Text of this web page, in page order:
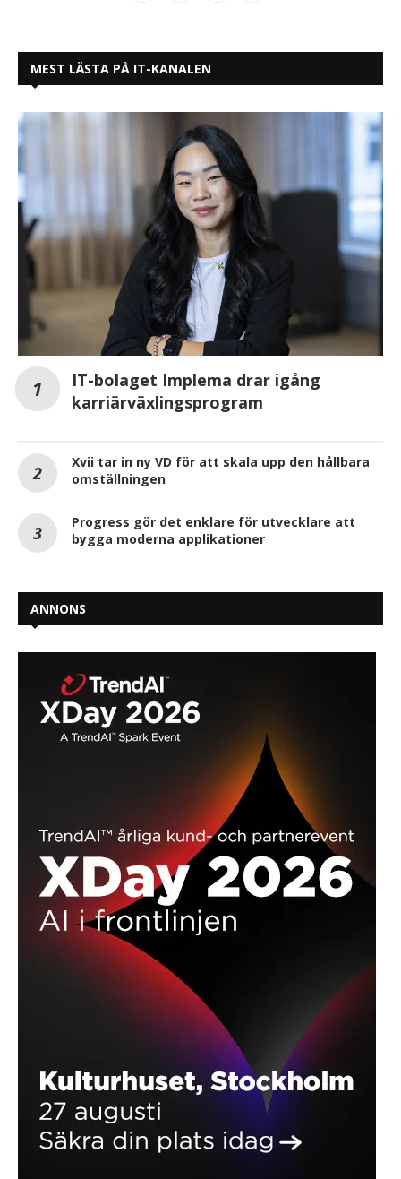
MEST LÄSTA PÅ IT-KANALEN
IT-bolaget Implema drar igång
karriärväxlingsprogram
Xvii tar in ny VD för att skala upp den hållbara
omställningen
Progress gör det enklare för utvecklare att
bygga moderna applikationer
ANNONS